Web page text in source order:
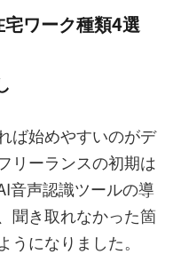
ワーク種類4選
ば始めやすいのがデ
リーランスの初期は
音声認識ツールの導
聞き取れなかった箇
になりました。